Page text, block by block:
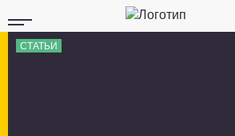
СТАТЬИ